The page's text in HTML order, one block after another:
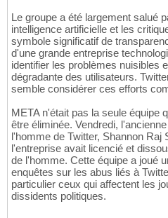
Le groupe a été largement salué
intelligence artificielle et les
symbole significatif de
d'une grande entreprise
identifier les problèmes nuisibles
dégradante des utilisateurs.
semble considérer ces efforts
META n'était pas la seule équipe
être éliminée. Vendredi,
l'homme de Twitter, Shannon Raj
l'entreprise avait licencié et
de l'homme. Cette équipe a joué
enquêtes sur les abus liés à
particulier ceux qui affectent les
dissidents politiques.